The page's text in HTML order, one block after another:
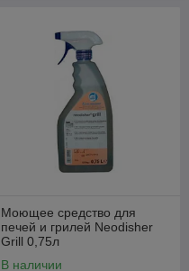
Моющее средство для
печей и грилей Neodisher
Grill 0,75л
В наличии